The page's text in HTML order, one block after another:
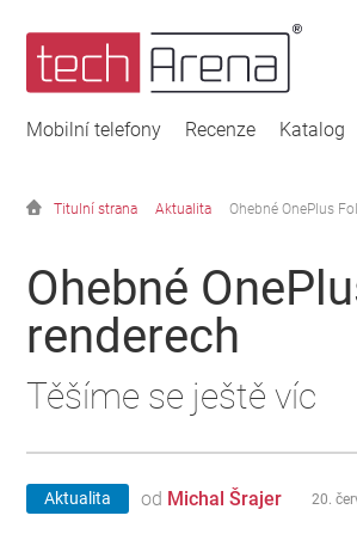
Mobilní telefony Recenze Katalog
Titulní strana Aktualita Ohebné OnePlus
Ohebné
renderech
Těšíme se ještě víc
Aktualita od Michal Šrajer 20.